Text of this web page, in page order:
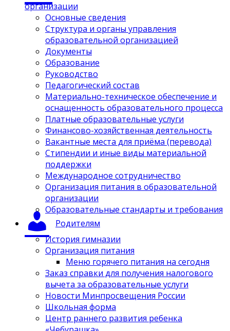
организации
Основные сведения
Структура и органы управления
образовательной организацией
Документы
Образование
Руководство
Педагогический состав
Материально-техническое обеспечение и
оснащенность образовательного процесса
Платные образовательные услуги
Финансово-хозяйственная деятельность
Вакантные места для приёма (перевода)
Стипендии и иные виды материальной
поддержки
Международное сотрудничество
Организация питания в образовательной
организации
Образовательные стандарты и требования
Родителям
История гимназии
Организация питания
Меню горячего питания на сегодня
Заказ справки для получения налогового
вычета за образовательные услуги
Новости Минпросвещения России
Школьная форма
Центр раннего развития ребенка